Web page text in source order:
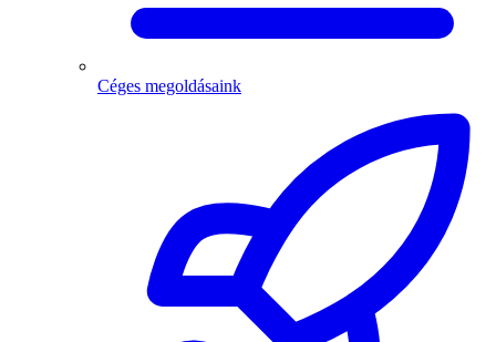
Céges megoldásaink